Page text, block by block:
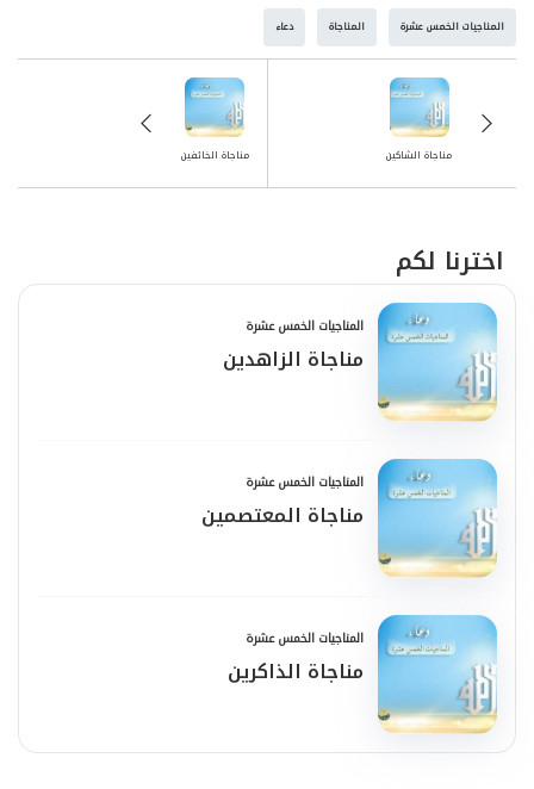
وَاجْعَلْنِي مِنْ أَهْلِ الإِسْعادِ وَالْحُظْوَةِ عِنْدَكَ، يا
مُجِيبُ، يا أَرْحَمَ الرَّاحِمِينَ.
المناجيات الخمس عشرة المناجاة دعاء
مناجاة الخائفين مناجاة الشاكين
اخترنا لكم
المناجيات الخمس عشرة
مناجاة الزاهدين
المناجيات الخمس عشرة
مناجاة المعتصمين
المناجيات الخمس عشرة
مناجاة الذاكرين